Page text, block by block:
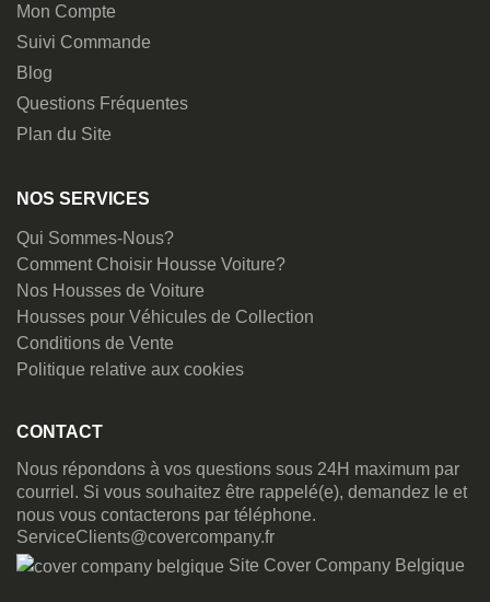
Mon Compte
Suivi Commande
Blog
Questions Fréquentes
Plan du Site
NOS SERVICES
Qui Sommes-Nous?
Comment Choisir Housse Voiture?
Nos Housses de Voiture
Housses pour Véhicules de Collection
Conditions de Vente
Politique relative aux cookies
CONTACT
Nous répondons à vos questions sous 24H maximum par
courriel. Si vous souhaitez être rappelé(e), demandez le et
nous vous contacterons par téléphone.
ServiceClients@covercompany.fr
Site Cover Company Belgique